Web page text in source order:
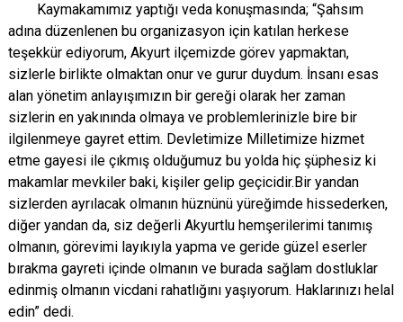
Gölbaşı
Güdül
Yenimahalle
Pursaklar
Kaymakamımız yaptığı veda konuşmasında; “Şahsım
adına düzenlenen bu organizasyon için katılan herkese
teşekkür ediyorum, Akyurt ilçemizde görev yapmaktan,
sizlerle birlikte olmaktan onur ve gurur duydum. İnsanı esas
alan yönetim anlayışımızın bir gereği olarak her zaman
sizlerin en yakınında olmaya ve problemlerinizle bire bir
ilgilenmeye gayret ettim. Devletimize Milletimize hizmet
etme gayesi ile çıkmış olduğumuz bu yolda hiç şüphesiz ki
makamlar mevkiler baki, kişiler gelip geçicidir.Bir yandan
sizlerden ayrılacak olmanın hüznünü yüreğimde hissederken,
diğer yandan da, siz değerli Akyurtlu hemşerilerimi tanımış
olmanın, görevimi layıkıyla yapma ve geride güzel eserler
bırakma gayreti içinde olmanın ve burada sağlam dostluklar
edinmiş olmanın vicdani rahatlığını yaşıyorum. Haklarınızı helal
edin” dedi.